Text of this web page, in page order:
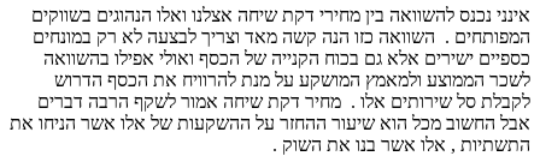
אינני נכנס להשוואה בין מחירי דקת שיחה אצלנו ואלו הנהוגים בשווקים
המפותחים . השוואה כזו הנה קשה מאד וצריך לבצעה לא רק במונחים
כספיים ישירים אלא גם בכוח הקנייה של הכסף ואולי אפילו בהשוואה
לשכר הממוצע ולמאמץ המושקע על מנת להרוויח את הכסף הדרוש
לקבלת סל שירותים אלו . מחיר דקת שיחה אמור לשקף הרבה דברים
אבל החשוב מכל הוא שיעור ההחזר על ההשקעות של אלו אשר הניחו את
התשתיות , אלו אשר בנו את השוק .